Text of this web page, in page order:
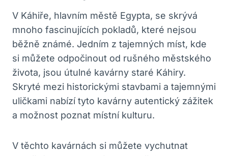
V Káhiře, hlavním městě Egypta, se skrývá
mnoho fascinujících pokladů, které nejsou
běžně známé. Jedním z tajemných míst, kde
si můžete odpočinout od rušného městského
života, jsou útulné kavárny staré Káhiry.
Skryté mezi historickými stavbami a tajemnými
uličkami nabízí tyto kavárny autentický zážitek
a možnost poznat místní kulturu.
V těchto kavárnách si můžete vychutnat